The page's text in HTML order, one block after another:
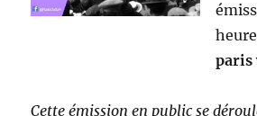
paris
Cette émission en public se